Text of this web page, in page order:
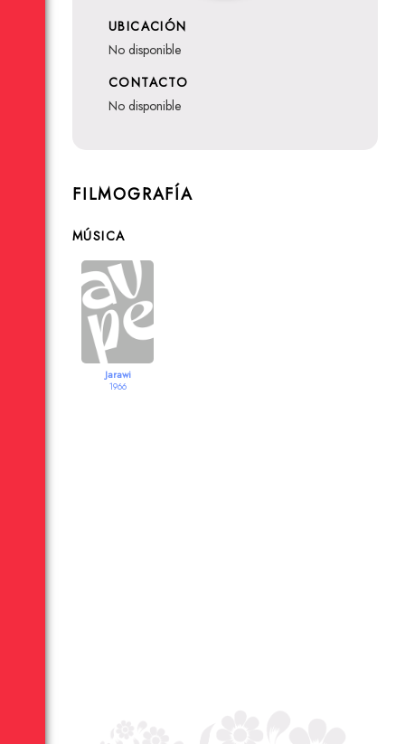
UBICACIÓN
no disponible
CONTACTO
no disponible
FILMOGRAFÍA
MÚSICA
Jarawi
1966